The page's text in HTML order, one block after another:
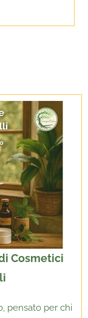
Cosmetici
pensato per chi